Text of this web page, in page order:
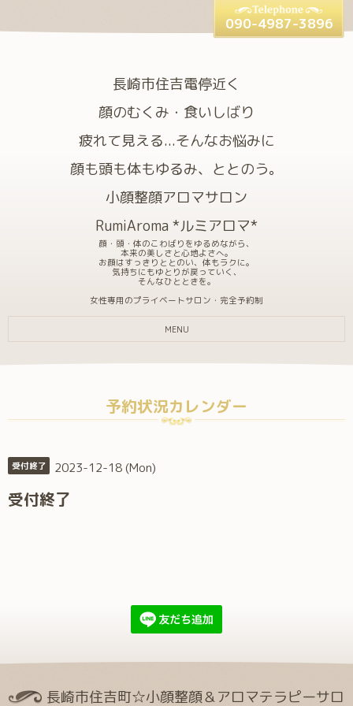
長崎市住吉電停近く
顔のむくみ・食いしばり
疲れて見える...そんなお悩みに
顔も頭も体もゆるみ、ととのう。
小顔整顔アロマサロン
RumiAroma *ルミアロマ*
顔・頭・体のこわばりをゆるめながら、
本来の美しさと心地よさへ。
お顔はすっきりととのい、体もラクに。
気持ちにもゆとりが戻っていく、
そんなひとときを。
女性専用のプライベートサロン・完全予約制
090-4987-3896
MENU
予約状況カレンダー
受付終了 2023-12-18 (Mon)
受付終了
長崎市住吉町☆小顔整顔＆アロマテラピーサロ